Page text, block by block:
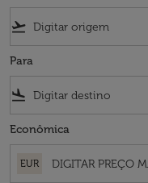
flight_takeoff
Para
flight_land
Econômica
EUR